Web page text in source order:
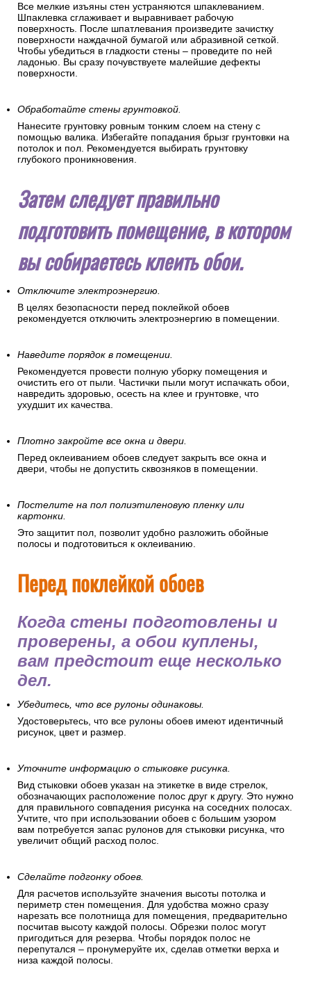
Все мелкие изъяны стен устраняются шпаклеванием.
Шпаклевка сглаживает и выравнивает рабочую
поверхность. После шпатлевания произведите зачистку
поверхности наждачной бумагой или абразивной сеткой.
Чтобы убедиться в гладкости стены – проведите по ней
ладонью. Вы сразу почувствуете малейшие дефекты
поверхности.
Обработайте стены грунтовкой.
Нанесите грунтовку ровным тонким слоем на стену с
помощью валика. Избегайте попадания брызг грунтовки на
потолок и пол. Рекомендуется выбирать грунтовку
глубокого проникновения.
Затем следует правильно
подготовить помещение, в котором
вы собираетесь клеить обои.
Отключите электроэнергию.
В целях безопасности перед поклейкой обоев
рекомендуется отключить электроэнергию в помещении.
Наведите порядок в помещении.
Рекомендуется провести полную уборку помещения и
очистить его от пыли. Частички пыли могут испачкать обои,
навредить здоровью, осесть на клее и грунтовке, что
ухудшит их качества.
Плотно закройте все окна и двери.
Перед оклеиванием обоев следует закрыть все окна и
двери, чтобы не допустить сквозняков в помещении.
Постелите на пол полиэтиленовую пленку или
картонки.
Это защитит пол, позволит удобно разложить обойные
полосы и подготовиться к оклеиванию.
Перед поклейкой обоев
Когда стены подготовлены и
проверены, а обои куплены,
вам предстоит еще несколько
дел.
Убедитесь, что все рулоны одинаковы.
Удостоверьтесь, что все рулоны обоев имеют идентичный
рисунок, цвет и размер.
Уточните информацию о стыковке рисунка.
Вид стыковки обоев указан на этикетке в виде стрелок,
обозначающих расположение полос друг к другу. Это нужно
для правильного совпадения рисунка на соседних полосах.
Учтите, что при использовании обоев с большим узором
вам потребуется запас рулонов для стыковки рисунка, что
увеличит общий расход полос.
Сделайте подгонку обоев.
Для расчетов используйте значения высоты потолка и
периметр стен помещения. Для удобства можно сразу
нарезать все полотнища для помещения, предварительно
посчитав высоту каждой полосы. Обрезки полос могут
пригодиться для резерва. Чтобы порядок полос не
перепутался – пронумеруйте их, сделав отметки верха и
низа каждой полосы.